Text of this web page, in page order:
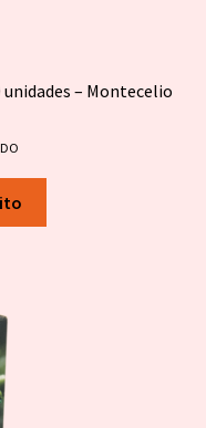
unidades – Montecelio